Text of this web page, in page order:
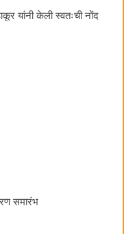
यांनी केली स्वतःची नोंद
समारंभ